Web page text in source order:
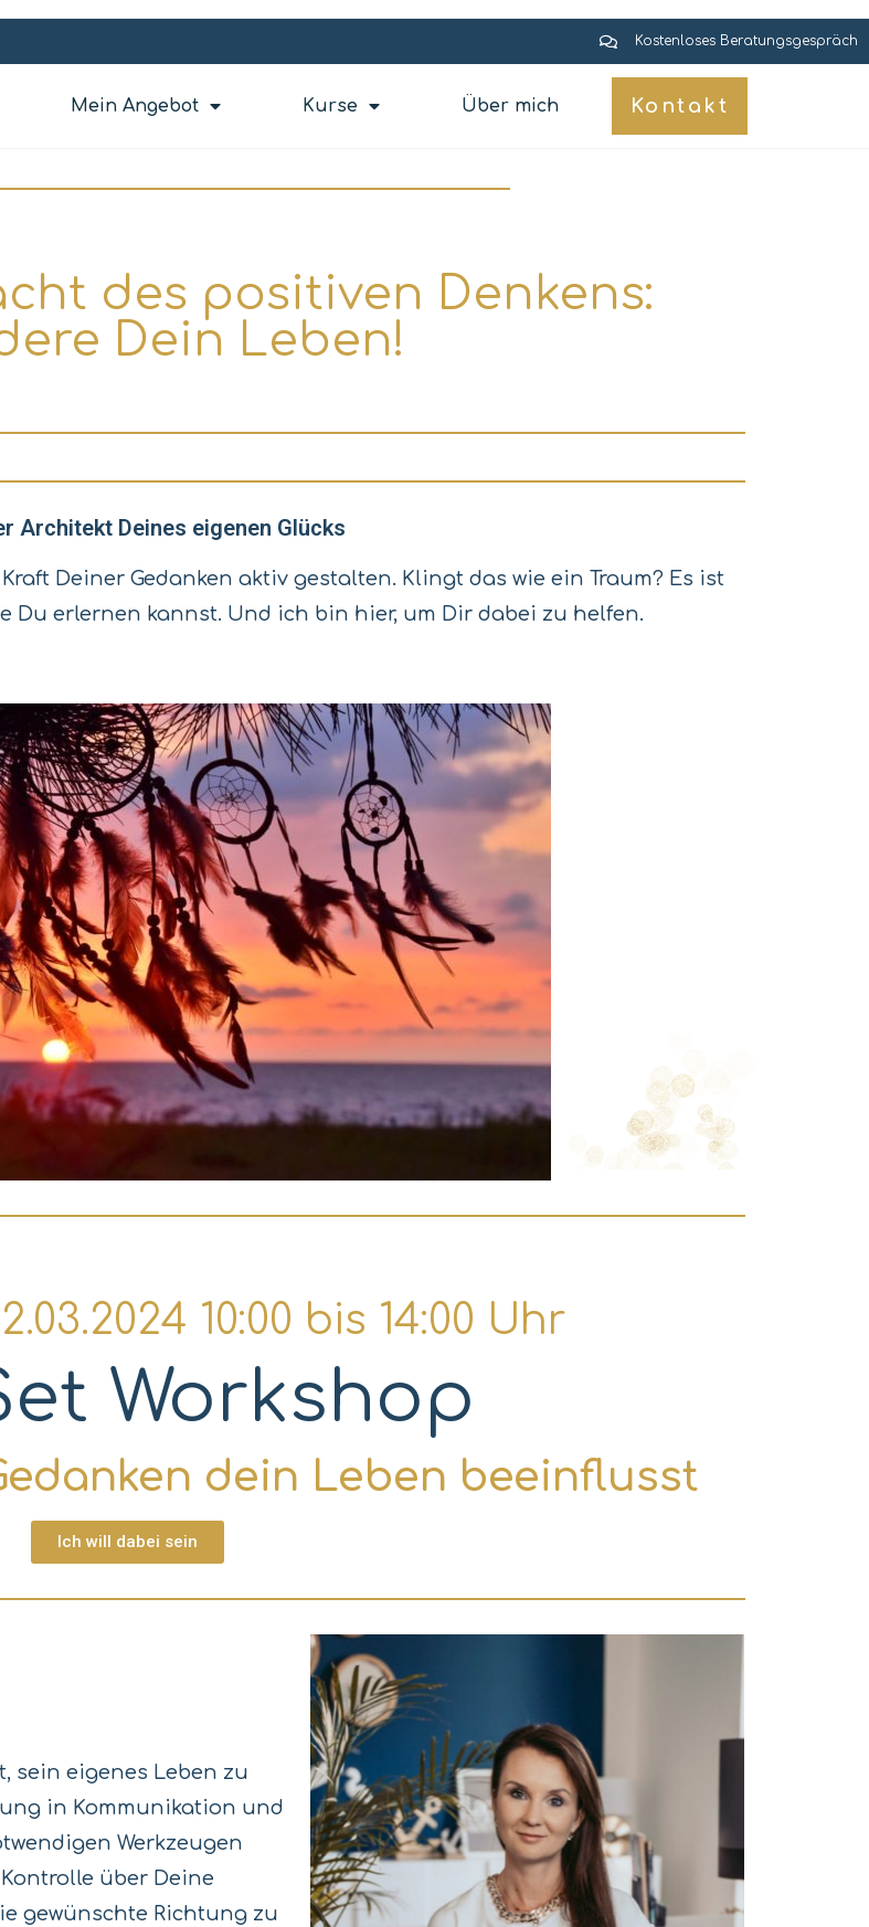
Kostenloses Beratungsgespräch
Mein Angebot Kurse Über mich Kontakt
des positiven Denkens:
Dein Leben!
Architekt Deines eigenen Glücks
Deiner Gedanken aktiv gestalten. Klingt das wie ein Traum? Es ist
Du erlernen kannst. Und ich bin hier, um Dir dabei zu helfen.
10:00 bis 14:00 Uhr
Workshop
dein Leben beeinflusst
Ich will dabei sein
sein eigenes Leben zu
in Kommunikation und
Werkzeugen
über Deine
gewünschte Richtung zu